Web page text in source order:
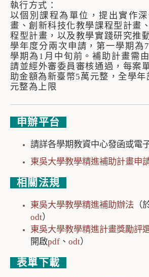
執行方式：
以個別課程為單位，提出實作
畫、創新科技化教學課程型計畫
程型計畫，以及教學實踐研究推
學年度分兩次申請，第一學期為
學期為1月中旬前。補助計畫需
請並經外審委員審核通過，每案
助金額為新臺幣5萬元整，全學年
元整為上限
申辦平台
請詳各學期教資中心發函或電
東吳大學教學精進補助計畫申
相關法規
東吳大學教學精進補助辦法 （
odt）
東吳大學教學精進計畫獎勵評
開啟pdf 、 odt）
表單下載